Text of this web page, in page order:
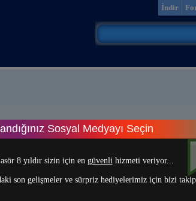
İndir
Sosyal Medyayı Seçin
8 yıldır sizin için en güvenlihizmeti veriyor...
son gelişmeler ve sürpriz hediyelerimiz için bizi